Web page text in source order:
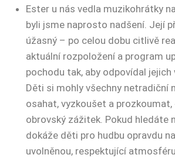
Ester u nás vedla muzikohrátky
byli jsme naprosto nadšení. Její
úžasný – po celou dobu citlivě
aktuální rozpoložení a program
pochodu tak, aby odpovídal
Děti si mohly všechny netradiční
osahat, vyzkoušet a prozkoumat,
obrovský zážitek. Pokud hledáte
dokáže děti pro hudbu opravdu
uvolněnou, respektující